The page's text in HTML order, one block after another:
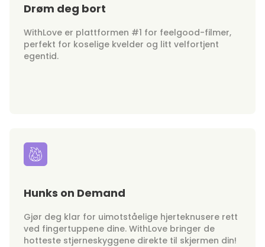
Drøm deg bort
WithLove er plattformen #1 for feelgood-filmer,
perfekt for koselige kvelder og litt velfortjent
egentid.
Hunks on Demand
Gjør deg klar for uimotståelige hjerteknusere rett
ved fingertuppene dine. WithLove bringer de
hotteste stjerneskyggene direkte til skjermen din!